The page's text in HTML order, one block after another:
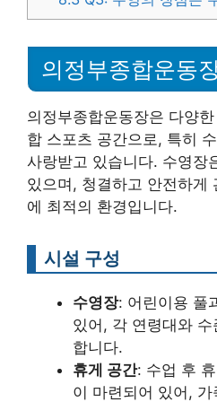
의정부종합운동
의정부종합운동장은 다양
합 스포츠 공간으로, 특히
사랑받고 있습니다. 수영장
있으며, 청결하고 안전하게
에 최적의 환경입니다.
시설 구성
수영장: 어린이용 풀
있어, 각 연령대와
합니다.
휴게 공간: 수업 후
이 마련되어 있어,